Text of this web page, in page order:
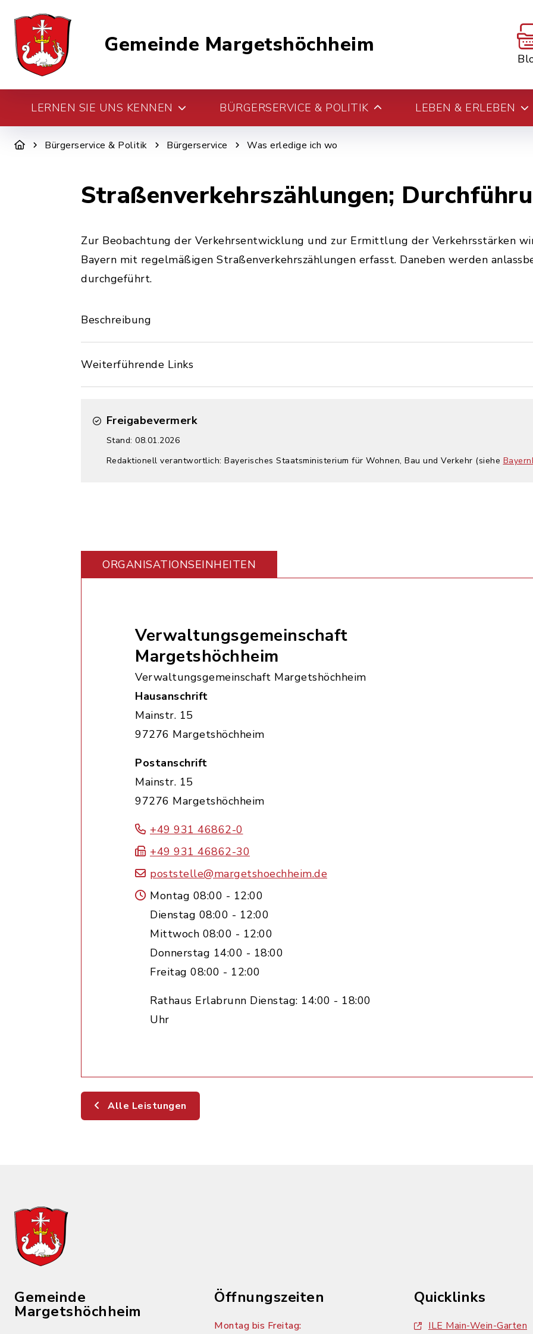
Gemeinde Margetshöchheim
LERNEN SIE UNS KENNEN BÜRGERSERVICE & POLITIK LEBEN & ERLEBEN
Bürgerservice & Politik Bürgerservice Was erledige ich wo
Straßenverkehrszählungen;
Zur Beobachtung der Verkehrsentwicklung und zur Ermittlung der Verkehrsstärken
Bayern mit regelmäßigen Straßenverkehrszählungen erfasst. Daneben werden
durchgeführt.
Beschreibung
Weiterführende Links
Freigabevermerk
Stand: 08.01.2026
Redaktionell verantwortlich: Bayerisches Staatsministerium für Wohnen, Bau und Verkehr (siehe
ORGANISATIONS­EINHEITEN
Verwaltungsgemeinschaft
Margetshöchheim
Verwaltungsgemeinschaft Margetshöchheim
Hausanschrift
Mainstr. 15
97276 Margetshöchheim
Postanschrift
Mainstr. 15
97276 Margetshöchheim
+49 931 46862-0
+49 931 46862-30
poststelle@margetshoechheim.de
Montag 08:00 - 12:00
Dienstag 08:00 - 12:00
Mittwoch 08:00 - 12:00
Donnerstag 14:00 - 18:00
Freitag 08:00 - 12:00
Rathaus Erlabrunn Dienstag: 14:00 - 18:00
Uhr
Alle Leistungen
Gemeinde
Margetshöchheim
Öffnungszeiten
Montag bis Freitag:
Quicklinks
ILE Main-Wein-Garten